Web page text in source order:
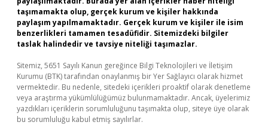
taşımamakta olup, gerçek kurum ve kişiler hakkında
paylaşım yapılmamaktadır. Gerçek kurum ve kişiler ile isim
benzerlikleri tamamen tesadüfidir. Sitemizdeki bilgiler
taslak halindedir ve tavsiye niteliği taşımazlar.
Sitemiz, 5651 Sayılı Kanun gereğince Bilgi Teknolojileri ve İletişim
Kurumu (BTK) tarafından onaylanmış bir Yer Sağlayıcı olarak hizmet
vermektedir. Bu nedenle, sitedeki içerikleri proaktif olarak denetleme
veya araştırma yükümlülüğümüz bulunmamaktadır. Ancak, üyelerimiz
yazdıkları içeriklerin sorumluluğunu taşımakta olup, siteye üye olarak
bu sorumluluğu kabul etmiş sayılırlar.